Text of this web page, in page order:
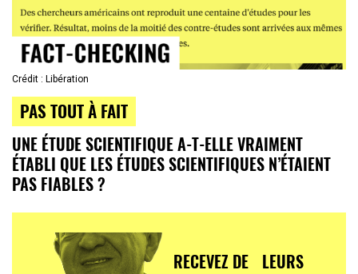
Crédit : Libération
PAS TOUT À FAIT
UNE ÉTUDE SCIENTIFIQUE A-T-ELLE VRAIMENT
ÉTABLI QUE LES ÉTUDES SCIENTIFIQUES N’ÉTAIENT
PAS FIABLES ?
RECEVEZ DE LEURS